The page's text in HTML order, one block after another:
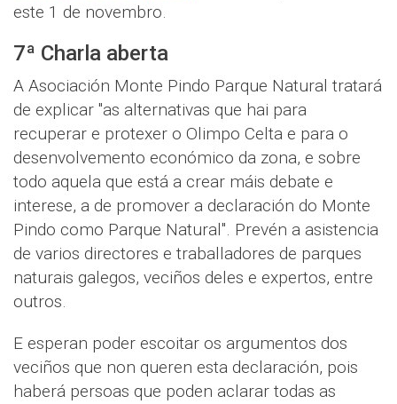
este 1 de novembro.
7ª Charla aberta
A Asociación Monte Pindo Parque Natural tratará
de explicar "as alternativas que hai para
recuperar e protexer o Olimpo Celta e para o
desenvolvemento económico da zona, e sobre
todo aquela que está a crear máis debate e
interese, a de promover a declaración do Monte
Pindo como Parque Natural". Prevén a asistencia
de varios directores e traballadores de parques
naturais galegos, veciños deles e expertos, entre
outros.
E esperan poder escoitar os argumentos dos
veciños que non queren esta declaración, pois
haberá persoas que poden aclarar todas as